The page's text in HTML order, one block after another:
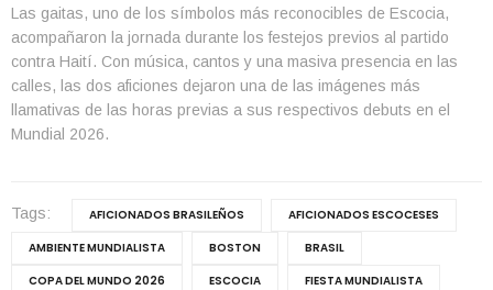
Las gaitas, uno de los símbolos más reconocibles de Escocia,
acompañaron la jornada durante los festejos previos al partido
contra Haití. Con música, cantos y una masiva presencia en las
calles, las dos aficiones dejaron una de las imágenes más
llamativas de las horas previas a sus respectivos debuts en el
Mundial 2026.
Tags: AFICIONADOS BRASILEÑOS
AFICIONADOS ESCOCESES
AMBIENTE MUNDIALISTA
BOSTON
BRASIL
COPA DEL MUNDO 2026
ESCOCIA
FIESTA MUNDIALISTA